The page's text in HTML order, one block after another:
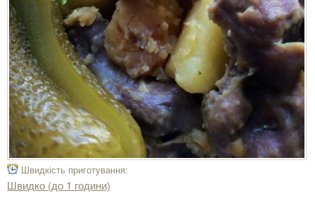
Швидкість приготування:
Швидко (до 1 години)